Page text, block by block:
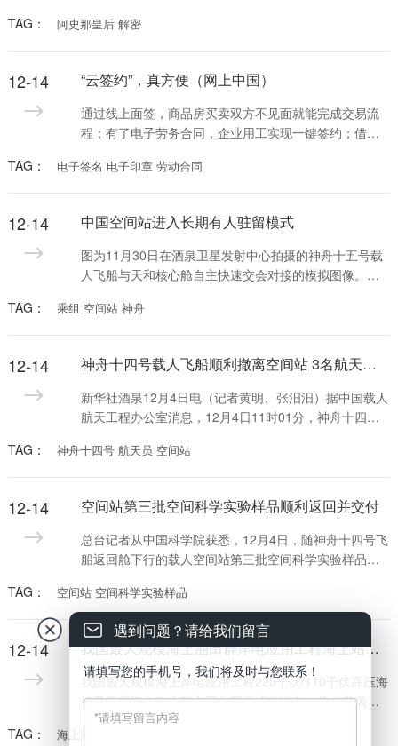
的联系，这就是我们中华民族的“大家谱”。用DNA做家
谱，这是一件很酷的事情。
TAG： 阿史那皇后 解密
12-14 “云签约”，真方便（网上中国）
通过线上面签，商品房买卖双方不见面就能完成交易流
程；有了电子劳务合同，企业用工实现一键签约；借助
合同……电子签名、“云签约”发展迅速，逐渐融入人们日
常生活工作的方方面面。
TAG： 电子签名 电子印章 劳动合同
12-14 中国空间站进入长期有人驻留模式
图为11月30日在酒泉卫星发射中心拍摄的神舟十五号载
人飞船与天和核心舱自主快速交会对接的模拟图像。新
TAG： 乘组 空间站 神舟
12-14 神舟十四号载人飞船顺利撤离空间站 3名航天员即将踏上回家之旅
新华社酒泉12月4日电（记者黄明、张汨汨）据中国载人
航天工程办公室消息，12月4日11时01分，神舟十四号
TAG： 神舟十四号 航天员 空间站
12-14 空间站第三批空间科学实验样品顺利返回并交付
总台记者从中国科学院获悉，12月4日，随神舟十四号飞
船返回舱下行的载人空间站第三批空间科学实验样品在
利运抵中科院空间应用工程与技术中心，空间应用系统
总体与相关实验人员进行了实验样品基本状态的检查，
确认返回样品完好后，顺利交接相关实验科学家。
TAG： 空间站 空间科学实验样品
12-14 我国最大规模海上油田群岸电应用工程海上站成功送电
我国最大规模海上岸电应用工程220千伏/110千伏高压海
缆及三座海上电力动力平台日前成功送电，标志着渤中-
垦利油田群岸电应用工程项目实现关键里程碑，为项目
全面投用奠定了坚实基础。
TAG： 海上油田
遇到问题？请给我们留言
请填写您的手机号，我们将及时与您联系！